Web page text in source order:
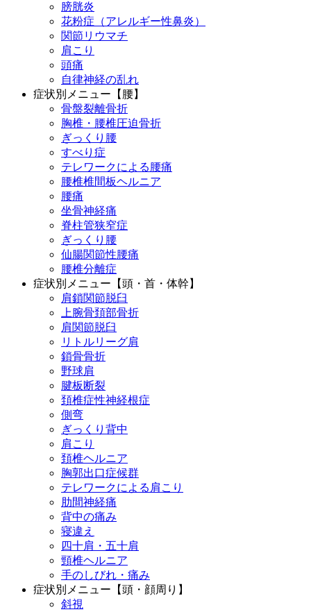
膀胱炎
花粉症（アレルギー性鼻炎）
関節リウマチ
肩こり
頭痛
自律神経の乱れ
症状別メニュー【腰】
骨盤裂離骨折
胸椎・腰椎圧迫骨折
ぎっくり腰
すべり症
テレワークによる腰痛
腰椎椎間板ヘルニア
腰痛
坐骨神経痛
脊柱管狭窄症
ぎっくり腰
仙腸関節性腰痛
腰椎分離症
症状別メニュー【頭・首・体幹】
肩鎖関節脱臼
上腕骨頚部骨折
肩関節脱臼
リトルリーグ肩
鎖骨骨折
野球肩
腱板断裂
頚椎症性神経根症
側弯
ぎっくり背中
肩こり
頚椎ヘルニア
胸郭出口症候群
テレワークによる肩こり
肋間神経痛
背中の痛み
寝違え
四十肩・五十肩
頸椎ヘルニア
手のしびれ・痛み
症状別メニュー【頭・顔周り】
斜視